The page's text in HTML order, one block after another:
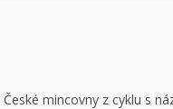
České mincovny z cyklu s